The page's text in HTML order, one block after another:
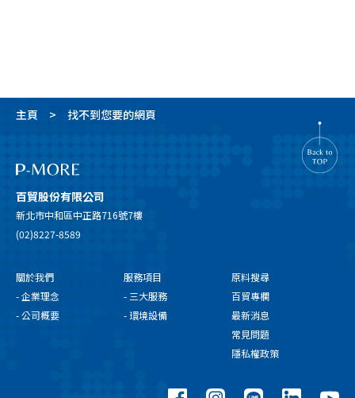
主頁 找不到您要的網頁
百貿股份有限公司
新北市中和區中正路716號7樓
(02)8227-8589
關於我們
- 企業理念
- 公司概要
服務項目
- 三大服務
- 環境設備
原料搜尋
百貿專欄
最新消息
常見問題
隱私權政策